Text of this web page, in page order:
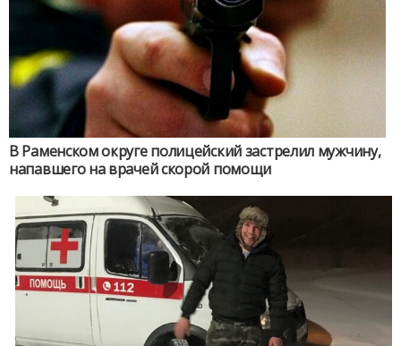
В Раменском округе полицейский застрелил мужчину,
напавшего на врачей скорой помощи